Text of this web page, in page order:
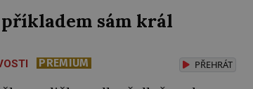
sám král
PREMIUM PŘEHRÁT